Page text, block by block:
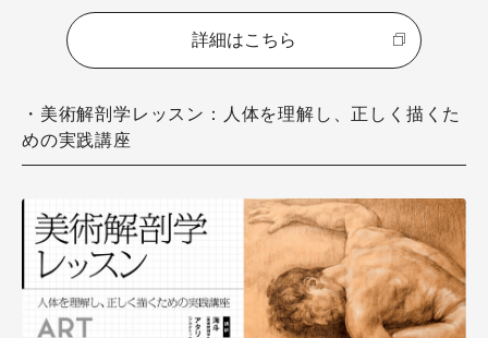
詳細はこちら
・美術解剖学レッスン：人体を理解し、正しく描くた
めの実践講座